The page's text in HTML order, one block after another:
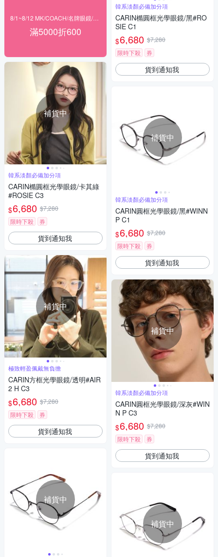
8/1~8/12 MK/COACH/名牌眼鏡/agnes b 滿$5000現折600
滿5000折600
補貨中
韓系淡顏必備加分項
CARIN橢圓框光學眼鏡/卡其綠
#ROSIE C3
$6,680 $7,280
限時下殺
券
貨到通知我
補貨中
極致輕盈佩戴無負擔
CARIN方框光學眼鏡/透明#AIR
2 H C3
$6,680 $7,280
限時下殺
券
貨到通知我
補貨中
韓系淡顏必備加分項
CARIN橢圓框光學眼鏡/黑#RO
SIE C1
$6,680 $7,280
限時下殺
券
貨到通知我
補貨中
韓系淡顏必備加分項
CARIN圓框光學眼鏡/黑#WINN
P C1
$6,680 $7,280
限時下殺
券
貨到通知我
補貨中
韓系淡顏必備加分項
CARIN圓框光學眼鏡/深灰#WIN
N P C3
$6,680 $7,280
限時下殺
券
貨到通知我
補貨中